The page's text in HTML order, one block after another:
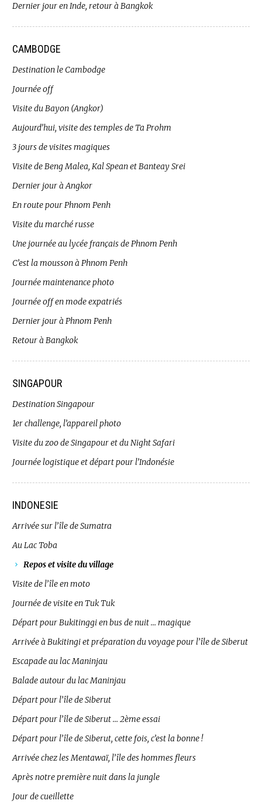
Dernier jour en Inde, retour à Bangkok
CAMBODGE
Destination le Cambodge
Journée off
Visite du Bayon (Angkor)
Aujourd’hui, visite des temples de Ta Prohm
3 jours de visites magiques
Visite de Beng Malea, Kal Spean et Banteay Srei
Dernier jour à Angkor
En route pour Phnom Penh
Visite du marché russe
Une journée au lycée français de Phnom Penh
C’est la mousson à Phnom Penh
Journée maintenance photo
Journée off en mode expatriés
Dernier jour à Phnom Penh
Retour à Bangkok
SINGAPOUR
Destination Singapour
1er challenge, l’appareil photo
Visite du zoo de Singapour et du Night Safari
Journée logistique et départ pour l’Indonésie
INDONESIE
Arrivée sur l’île de Sumatra
Au Lac Toba
Repos et visite du village
Visite de l’île en moto
Journée de visite en Tuk Tuk
Départ pour Bukitinggi en bus de nuit … magique
Arrivée à Bukitingi et préparation du voyage pour l’île de Siberut
Escapade au lac Maninjau
Balade autour du lac Maninjau
Départ pour l’île de Siberut
Départ pour l’île de Siberut … 2ème essai
Départ pour l’île de Siberut, cette fois, c’est la bonne !
Arrivée chez les Mentawaï, l’île des hommes fleurs
Après notre première nuit dans la jungle
Jour de cueillette